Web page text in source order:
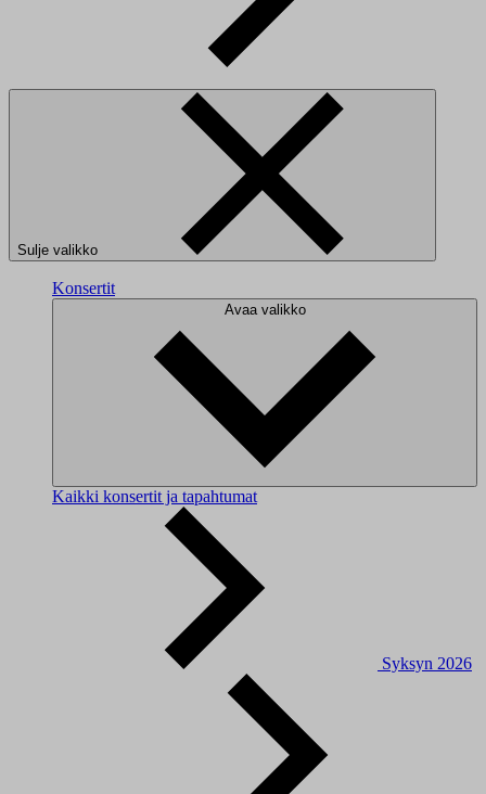
Sulje valikko
Konsertit
Avaa valikko
Kaikki konsertit ja tapahtumat
Syksyn 2026